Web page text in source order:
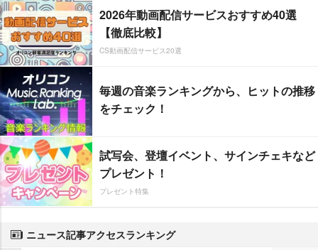
2026年動画配信サービスおすすめ40選
【徹底比較】
CS動画配信サービス20選
毎週の音楽ランキングから、ヒットの推移
をチェック！
試写会、登壇イベント、サインチェキなど
プレゼント！
プレゼント特集
ニュース記事アクセスランキング